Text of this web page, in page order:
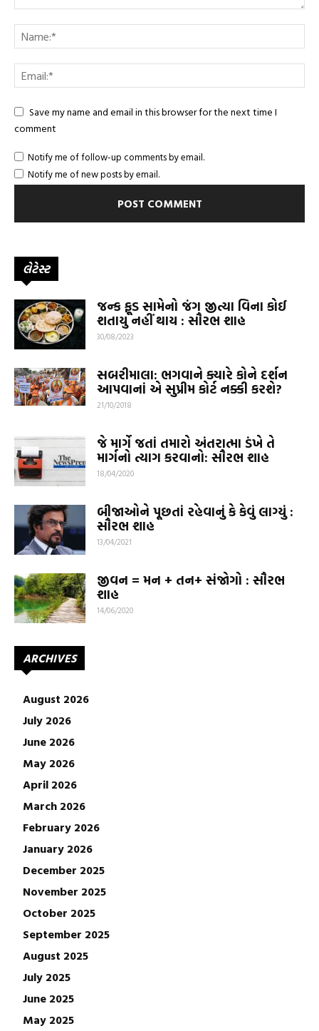
Save my name and email in this browser for the next time I
comment
Notify me of follow-up comments by email.
Notify me of new posts by email.
લેટેસ્ટ
જન્ક ફૂડ સામેનો જંગ જીત્યા વિના કોઈ
શતાયુ નહીં થાય : સૌરભ શાહ
30/08/2023
સબરીમાલા: ભગવાને ક્યારે કોને દર્શન
આપવાનાં એ સુપ્રીમ કોર્ટ નક્કી કરશે?
21/10/2018
જે માર્ગે જતાં તમારો અંતરાત્મા ડંખે તે
માર્ગનો ત્યાગ કરવાનો: સૌરભ શાહ
18/04/2020
બીજાઓને પૂછતાં રહેવાનું કે કેવું લાગ્યું :
સૌરભ શાહ
13/04/2021
જીવન = મન + તન+ સંજોગો : સૌરભ
શાહ
14/06/2020
ARCHIVES
August 2026
July 2026
June 2026
May 2026
April 2026
March 2026
February 2026
January 2026
December 2025
November 2025
October 2025
September 2025
August 2025
July 2025
June 2025
May 2025